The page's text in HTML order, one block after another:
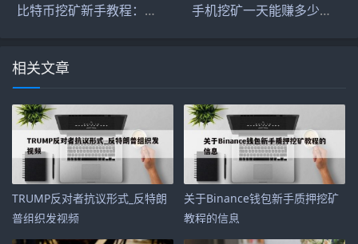
比特币挖矿新手教程：从零开始到收益翻倍的全攻略！ 手机挖矿一天能赚多少钱？揭秘真实收益与成本！
相关文章
TRUMP反对者抗议形式_反特朗
普组织发视频
关于Binance钱包新手质押挖矿
教程的信息